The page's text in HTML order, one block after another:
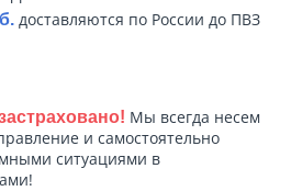
доставляются по России до ПВЗ
Мы всегда несем
и самостоятельно
ситуациями в